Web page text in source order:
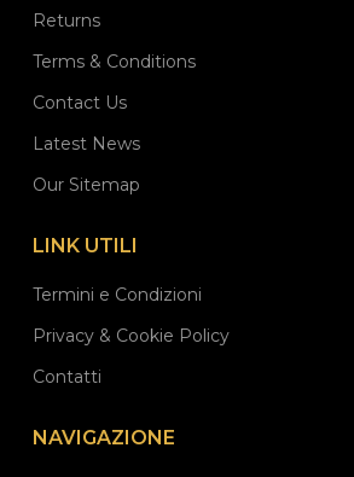
Returns
Terms & Conditions
Contact Us
Latest News
Our Sitemap
LINK UTILI
Termini e Condizioni
Privacy & Cookie Policy
Contatti
NAVIGAZIONE